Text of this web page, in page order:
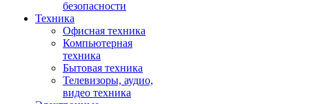
безопасности
Техника
Офисная техника
Компьютерная
техника
Бытовая техника
Телевизоры, аудио,
видео техника